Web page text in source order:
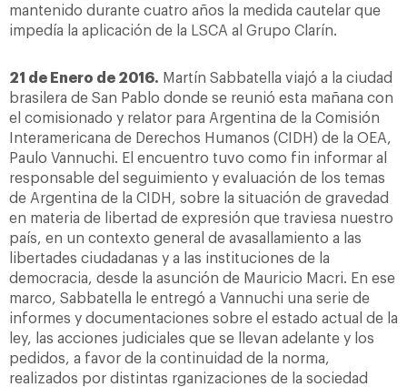
mantenido durante cuatro años la medida cautelar que
impedía la aplicación de la LSCA al Grupo Clarín.
21 de Enero de 2016. Martín Sabbatella viajó a la ciudad
brasilera de San Pablo donde se reunió esta mañana con
el comisionado y relator para Argentina de la Comisión
Interamericana de Derechos Humanos (CIDH) de la OEA,
Paulo Vannuchi. El encuentro tuvo como fin informar al
responsable del seguimiento y evaluación de los temas
de Argentina de la CIDH, sobre la situación de gravedad
en materia de libertad de expresión que traviesa nuestro
país, en un contexto general de avasallamiento a las
libertades ciudadanas y a las instituciones de la
democracia, desde la asunción de Mauricio Macri. En ese
marco, Sabbatella le entregó a Vannuchi una serie de
informes y documentaciones sobre el estado actual de la
ley, las acciones judiciales que se llevan adelante y los
pedidos, a favor de la continuidad de la norma,
realizados por distintas rganizaciones de la sociedad